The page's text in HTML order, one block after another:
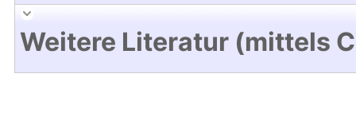
Weitere Literatur (mittels